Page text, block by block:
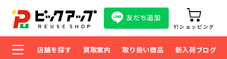
友だち追加
Y!ショッピング
店舗を探す 買取案内 取り扱い商品 新入荷ブログ